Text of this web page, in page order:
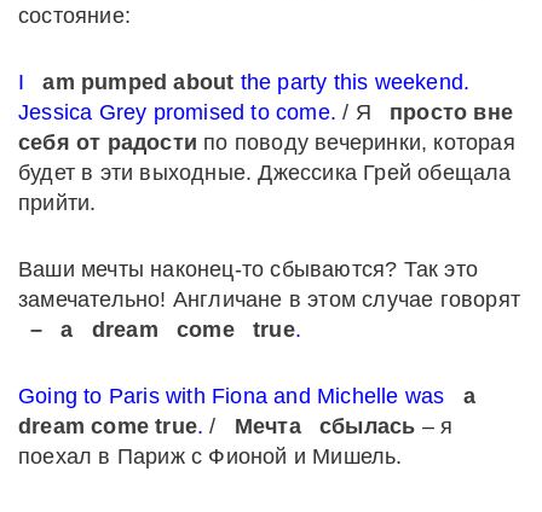
состояние:
I am pumped about the party this weekend.
Jessica Grey promised to come. / Я
просто вне
себя от радости по поводу вечеринки, которая
будет в эти выходные. Джессика Грей обещала
прийти.
Ваши мечты наконец-то сбываются? Так это
замечательно! Англичане в этом случае говорят
–
a dream come true.
Going to Paris with Fiona and Michelle was
a
dream come true. / Мечта сбылась – я
поехал в Париж с Фионой и Мишель.